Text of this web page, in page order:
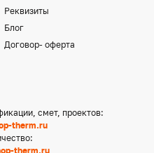
Реквизиты
Блог
Договор- оферта
смет, проектов:
therm.ru
therm.ru